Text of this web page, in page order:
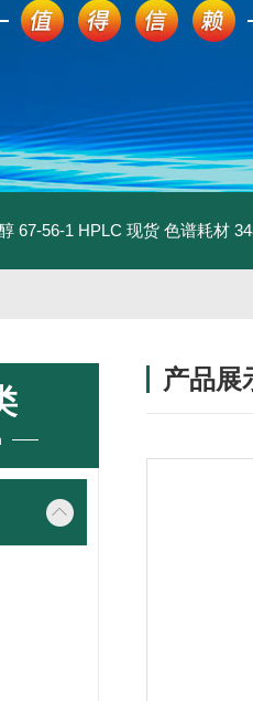
67-56-1 HPLC 现货 色谱耗材
产品展